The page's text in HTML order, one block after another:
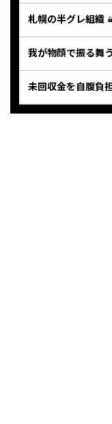
札幌の半グレ組織
我が物顔で振る舞
未回収金を自腹負